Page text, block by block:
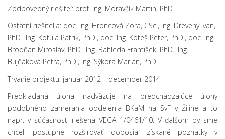
Zodpovedný riešiteľ: prof. Ing. Moravčík Martin, PhD.
Ostatní riešitelia: doc. Ing. Hroncová Zora, CSc., Ing. Drevený Ivan,
PhD., Ing. Kotula Patrik, PhD., doc. Ing. Koteš Peter, PhD., doc. Ing.
Brodňan Miroslav, PhD., Ing. Bahleda František, PhD., Ing.
Bujňáková Petra, PhD., Ing. Sýkora Marián, PhD.
Trvanie projektu: január 2012 – december 2014
Predkladaná úloha nadväzuje na predchádzajúce úlohy
podobného zamerania oddelenia BKaM na SvF v Žiline a to
napr. v súčasnosti riešená VEGA 1/0461/10. V ďalšom by sme
chceli postupne rozširovať doposiaľ získané poznatky v